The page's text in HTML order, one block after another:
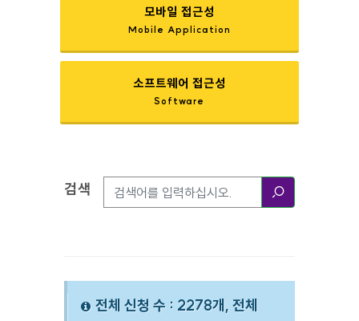
모바일 접근성
Mobile Application
소프트웨어 접근성
Software
검색옵션
검색
전체 신청 수 : 2278개, 전체